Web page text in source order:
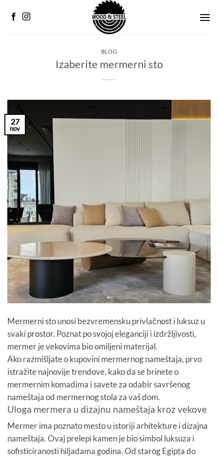
BLOG
Izaberite mermerni sto
27
nov
Mermerni sto unosi bezvremensku privlačnost i luksuz u
svaki prostor. Poznat po svojoj eleganciji i izdržljivosti,
mermer je vekovima bio omiljeni materijal.
Ako razmišljate o kupovini mermernog nameštaja, prvo
istražite najnovije trendove, kako da se brinete o
mermernim komadima i savete za odabir savršenog
nameštaja od mermernog stola za vaš dom.
Uloga mermera u dizajnu nameštaja kroz vekove
Mermer ima poznato mesto u istoriji arhitekture i dizajna
nameštaja. Ovaj prelepi kamen je bio simbol luksuza i
sofisticiranosti hiljadama godina. Od starog Egipta do